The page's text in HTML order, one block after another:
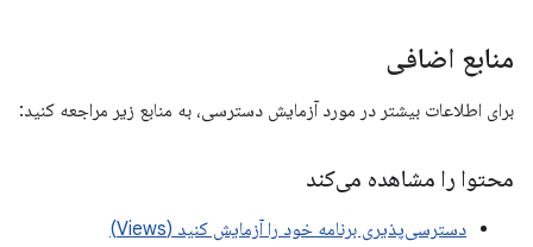
منابع اضافی
برای اطلاعات بیشتر در مورد آزمایش دسترسی، به منابع زیر مراجعه کنید:
محتوا را مشاهده می‌کند
دسترسی‌پذیری برنامه خود را آزمایش کنید (Views)